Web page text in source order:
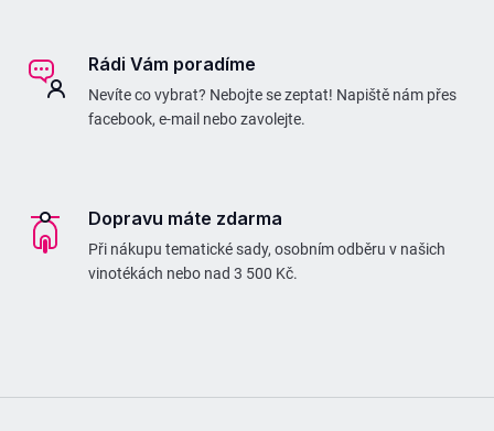
Rádi Vám poradíme
Nevíte co vybrat? Nebojte se zeptat! Napiště nám přes
facebook, e-mail nebo zavolejte.
Dopravu máte zdarma
Při nákupu tematické sady, osobním odběru v našich
vinotékách nebo nad 3 500 Kč.